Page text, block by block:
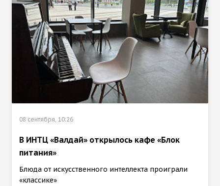
08 сентября, 10:26
В ИНТЦ «Валдай» открылось кафе «Блок
питания»
Блюда от искусственного интеллекта проиграли
«классике»